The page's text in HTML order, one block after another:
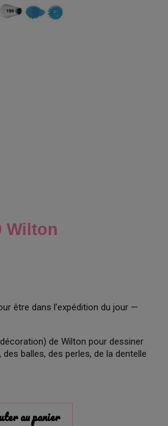
Wilton
être dans l’expédition du jour —
de Wilton pour dessiner
balles, des perles, de la dentelle
au panier